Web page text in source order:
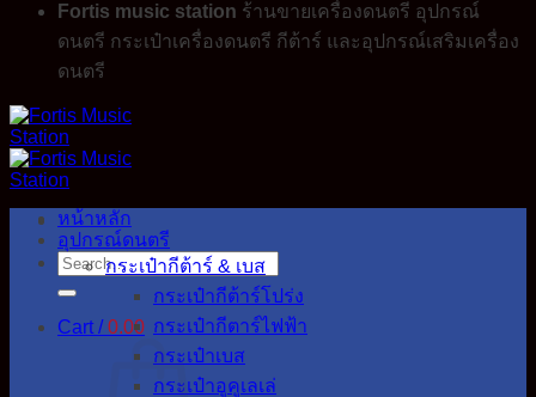
Fortis music station ร้านขายเครื่องดนตรี อุปกรณ์
ดนตรี กระเป๋าเครื่องดนตรี กีต้าร์ และอุปกรณ์เสริมเครื่อง
ดนตรี
Search
for:
Cart /0.00
หน้าหลัก
อุปกรณ์ดนตรี
กระเป๋ากีต้าร์ & เบส
กระเป๋ากีต้าร์โปร่ง
กระเป๋ากีตาร์ไฟฟ้า
กระเป๋าเบส
กระเป๋าอูคูเลเล่